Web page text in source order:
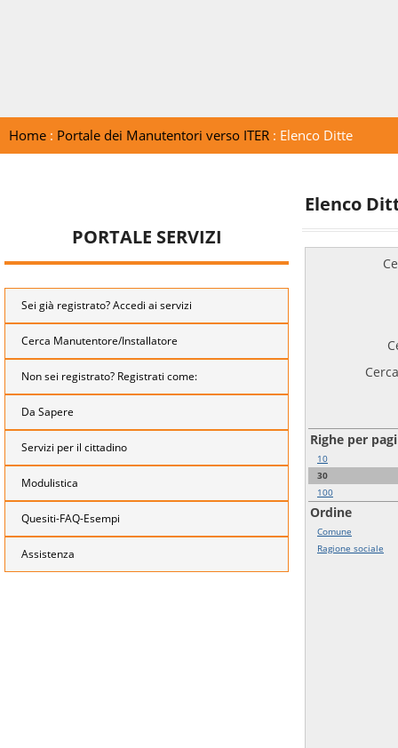
Home: Portale dei Manutentori verso ITER: Elenco Ditte
PORTALE SERVIZI
Sei già registrato? Accedi ai servizi
Cerca Manutentore/Installatore
Non sei registrato? Registrati come:
Da Sapere
Servizi per il cittadino
Modulistica
Quesiti-FAQ-Esempi
Assistenza
Elenco
Righe per
10
30
100
Ordine
Comune
Ragione sociale